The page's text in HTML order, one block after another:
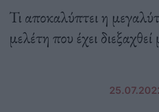
Τι αποκαλύπτει η
μελέτη που έχει